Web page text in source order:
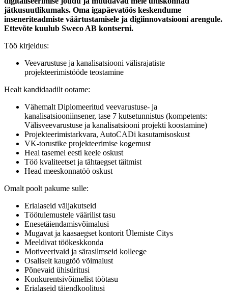
jätkusuutlikumaks. Oma igapäevatöös keskendume
inseneriteadmiste väärtustamisele ja digiinnovatsiooni arengule.
Ettevõte kuulub Sweco AB kontserni.
Töö kirjeldus:
Veevarustuse ja kanalisatsiooni välisrajatiste
projekteerimistööde teostamine
Healt kandidaadilt ootame:
Vähemalt Diplomeeritud veevarustuse- ja
kanalisatsiooniinsener, tase 7 kutsetunnistus (kompetents:
Välisveevarustuse ja kanalisatsiooni projekti koostamine)
Projekteerimistarkvara, AutoCADi kasutamisoskust
VK-torustike projekteerimise kogemust
Heal tasemel eesti keele oskust
Töö kvaliteetset ja tähtaegset täitmist
Head meeskonnatöö oskust
Omalt poolt pakume sulle:
Erialaseid väljakutseid
Töötulemustele väärilist tasu
Enesetäiendamisvõimalusi
Mugavat ja kaasaegset kontorit Ülemiste Citys
Meeldivat töökeskkonda
Motiveerivaid ja särasilmseid kolleege
Osaliselt kaugtöö võimalust
Põnevaid ühisüritusi
Konkurentsivõimelist töötasu
Erialaseid täiendkoolitusi